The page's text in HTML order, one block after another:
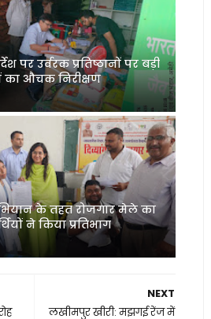
पर उर्वरक प्रतिष्ठानों पर बड़ी
का औचक निरीक्षण
के तहत रोजगार मेले का
ने किया प्रतिभाग
NEXT
लखीमपुर खीरी: मझगई रेंज में